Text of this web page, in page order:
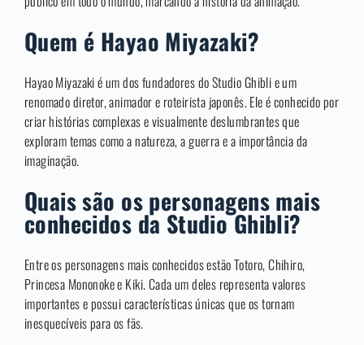
Quem é Hayao Miyazaki?
Hayao Miyazaki é um dos fundadores do Studio Ghibli e um
renomado diretor, animador e roteirista japonês. Ele é conhecido por
criar histórias complexas e visualmente deslumbrantes que
exploram temas como a natureza, a guerra e a importância da
imaginação.
Quais são os personagens mais
conhecidos da Studio Ghibli?
Entre os personagens mais conhecidos estão Totoro, Chihiro,
Princesa Mononoke e Kiki. Cada um deles representa valores
importantes e possui características únicas que os tornam
inesquecíveis para os fãs.